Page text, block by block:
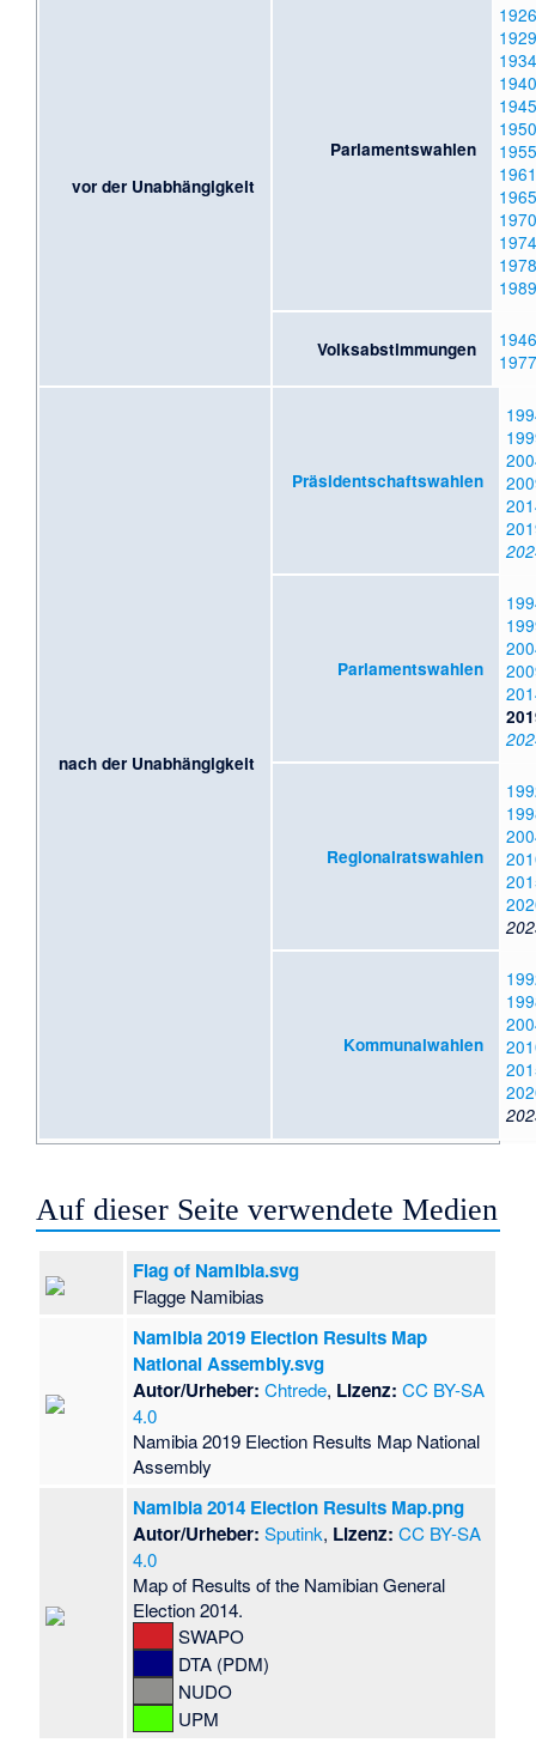
vor der Unabhängigkeit
Parlamentswahlen
1926
1929
1934
1940
1945
1950
1955
1961
1965
1970
1974
1978
1989
Volksabstimmungen
1946
1977
nach der Unabhängigkeit
Präsidentschaftswahlen
Parlamentswahlen
Regionalratswahlen
Kommunalwahlen
Auf dieser Seite verwendete Medien
Flag of Namibia.svg
Flagge Namibias
Namibia 2019 Election Results Map
National Assembly.svg
Autor/Urheber: Chtrede, Lizenz: CC BY-SA
4.0
Namibia 2019 Election Results Map National
Assembly
Namibia 2014 Election Results Map.png
Autor/Urheber: Sputink, Lizenz: CC BY-SA
4.0
Map of Results of the Namibian General
Election 2014.
SWAPO
DTA (PDM)
NUDO
UPM